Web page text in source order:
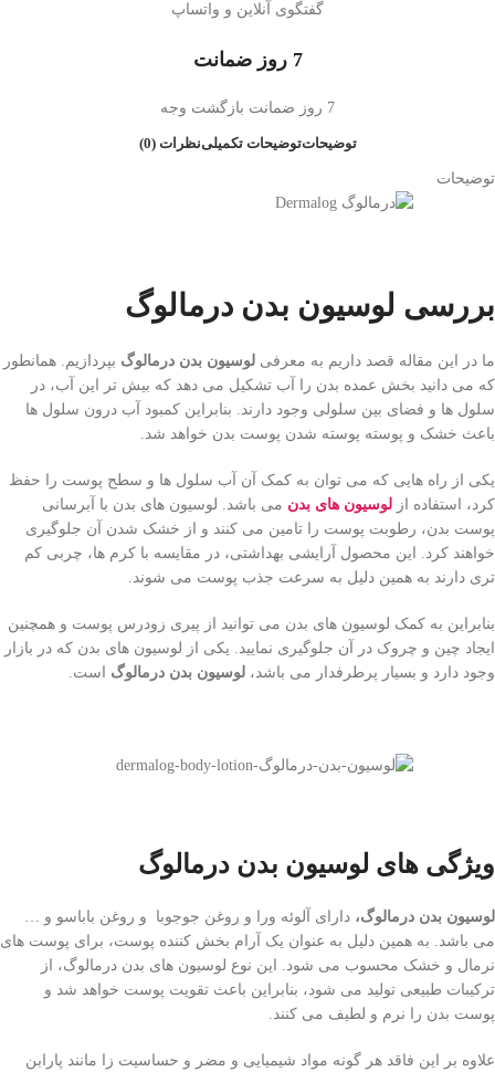
گفتگوی آنلاین و واتساپ
7 روز ضمانت
7 روز ضمانت بازگشت وجه
توضیحاتتوضیحات تکمیلینظرات (0)
توضیحات
بررسی لوسیون بدن درمالوگ
ما در این مقاله قصد داریم به معرفی لوسیون بدن درمالوگ بپردازیم. همانطور
که می دانید بخش عمده بدن را آب تشکیل می دهد که بیش تر این آب، در
سلول ها و فضای بین سلولی وجود دارند. بنابراین کمبود آب درون سلول ها
باعث خشک و پوسته پوسته شدن پوست بدن خواهد شد.
یکی از راه هایی که می توان به کمک آن آب سلول ها و سطح پوست را حفظ
کرد، استفاده از لوسیون های بدن می باشد. لوسیون های بدن با آبرسانی
پوست بدن، رطوبت پوست را تامین می کنند و از خشک شدن آن جلوگیری
خواهند کرد. این محصول آرایشی بهداشتی، در مقایسه با کرم ها، چربی کم
تری دارند به همین دلیل به سرعت جذب پوست می شوند.
بنابراین به کمک لوسیون های بدن می توانید از پیری زودرس پوست و همچنین
ایجاد چین و چروک در آن جلوگیری نمایید. یکی از لوسیون های بدن که در بازار
وجود دارد و بسیار پرطرفدار می باشد، لوسیون بدن درمالوگ است.
ویژگی های لوسیون بدن درمالوگ
لوسیون بدن درمالوگ، دارای آلوئه ورا و روغن جوجوبا و روغن باباسو و …
می باشد. به همین دلیل به عنوان یک آرام بخش کننده پوست، برای پوست های
نرمال و خشک محسوب می شود. این نوع لوسیون های بدن درمالوگ، از
ترکیبات طبیعی تولید می شود، بنابراین باعث تقویت پوست خواهد شد و
پوست بدن را نرم و لطیف می کنند.
علاوه بر این فاقد هر گونه مواد شیمیایی و مضر و حساسیت زا مانند پارابن